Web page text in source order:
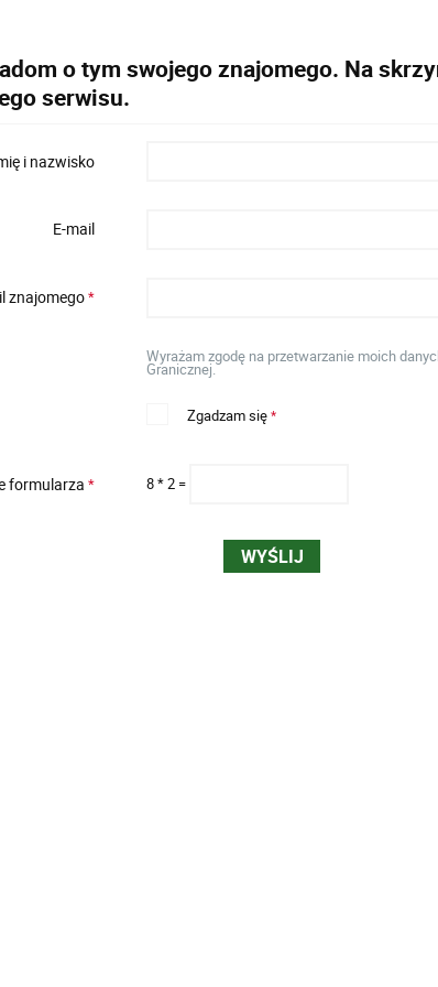
o tym swojego znajomego. Na
serwisu.
i nazwisko
E-mail
znajomego*
Wyrażam zgodę na przetwarzanie moich
Granicznej.
Zgadzam się*
formularza * 8 * 2 =